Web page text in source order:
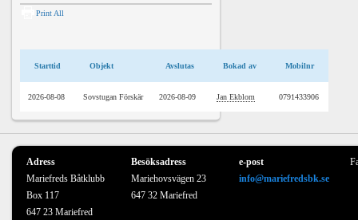
Print All
Starttid Objekt Avslutas Bokad av Mobilnr
2026-08-08 Sovstugan Förskär 2026-08-09 Jan Ekblom 0791433906
Adress Besöksadress e-post
Mariefreds Båtklubb
Box 117
647 23 Mariefred
Mariehovsvägen 23
647 32 Mariefred
info@mariefredsbk.se